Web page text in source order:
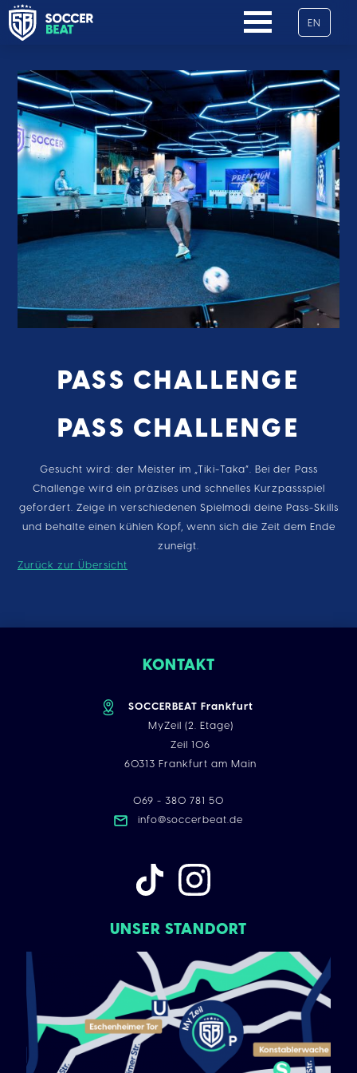
NAVIGATION
EN
PASS CHALLENGE
PASS CHALLENGE
Gesucht wird: der Meister im „Tiki-Taka“. Bei der Pass
Challenge wird ein präzises und schnelles Kurzpassspiel
gefordert. Zeige in verschiedenen Spielmodi deine Pass-Skills
und behalte einen kühlen Kopf, wenn sich die Zeit dem Ende
zuneigt.
Zurück zur Übersicht
KONTAKT
SOCCERBEAT Frankfurt
MyZeil (2. Etage)
Zeil 106
60313 Frankfurt am Main
069 - 380 781 50
info@soccerbeat.de
UNSER STANDORT